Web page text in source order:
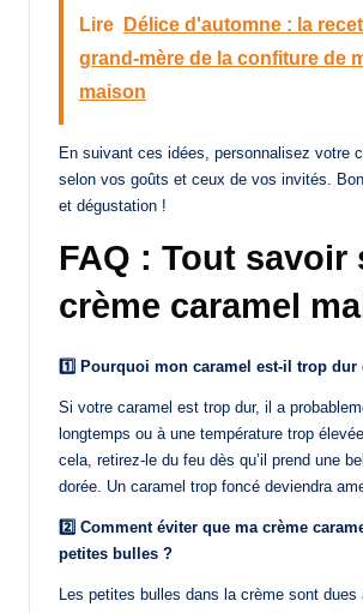
Lire
Délice d'automne : la
grand-mère de la confiture de
maison
En suivant ces idées, personnalisez votre
selon vos goûts et ceux de vos invités.
et dégustation !
FAQ : Tout savoir
crème caramel
1️⃣ Pourquoi mon caramel est-il trop dur
Si votre caramel est trop dur, il a
longtemps ou à une température trop
cela, retirez-le du feu dès qu’il prend une
dorée. Un caramel trop foncé deviendra
2️⃣ Comment éviter que ma crème
petites bulles ?
Les petites bulles dans la crème sont dues